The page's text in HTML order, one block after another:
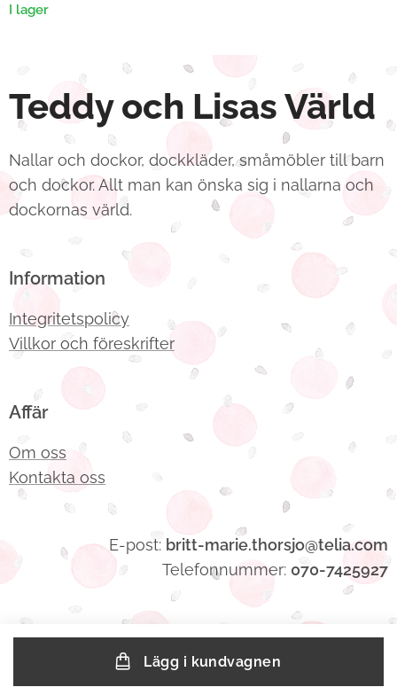
I lager
Lägg i kundvagnen
Teddy och Lisas Värld
Nallar och dockor, dockkläder, småmöbler till barn
och dockor. Allt man kan önska sig i nallarna och
dockornas värld.
Information
Integritetspolicy
Villkor och föreskrifter
Affär
Om oss
Kontakta oss
E-post: britt-marie.thorsjo@telia.com
Telefonnummer: 070-7425927